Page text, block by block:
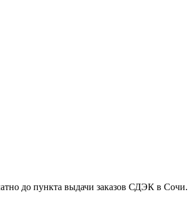
до пункта выдачи заказов СДЭК в Сочи.